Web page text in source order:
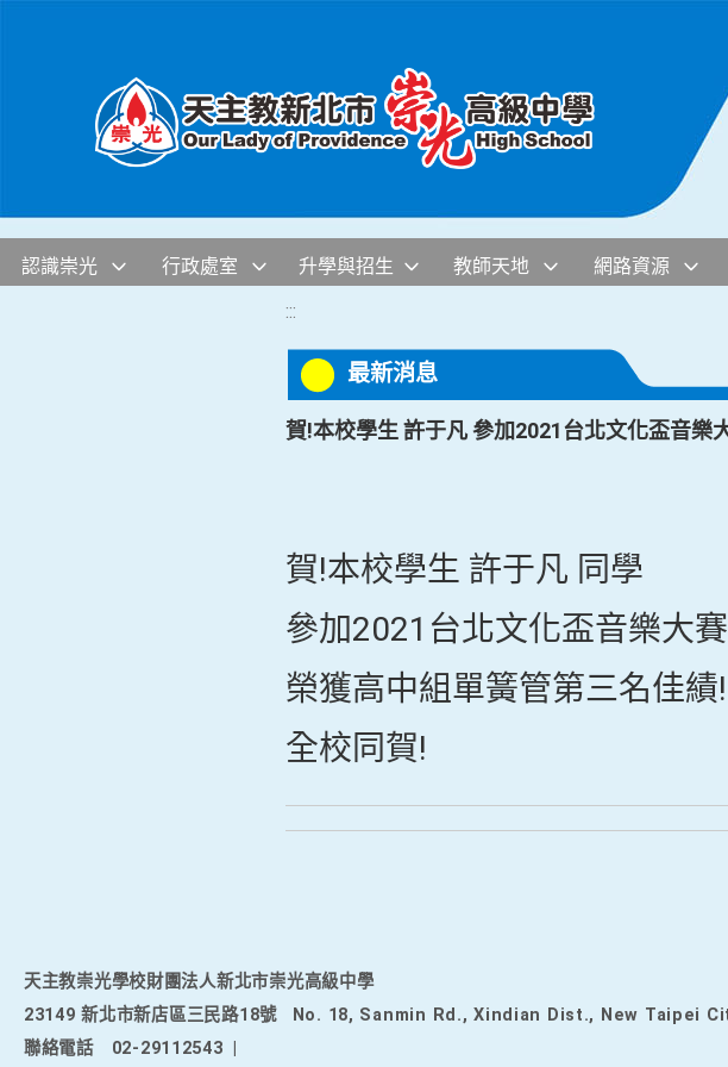
認識崇光 行政處室 升學與招生 教師天地 網路資源
:::
最新消息
賀!本校學生 許于凡 參加2021台北文化盃音樂
賀!本校學生 許于凡 同學
參加2021台北文化盃音樂大賽
榮獲高中組單簧管第三名佳績!
全校同賀!
天主教崇光學校財團法人新北市崇光高級中學
23149 新北市新店區三民路18號
No. 18, Sanmin Rd., Xindian Dist., New Taipei
聯絡電話
02-29112543